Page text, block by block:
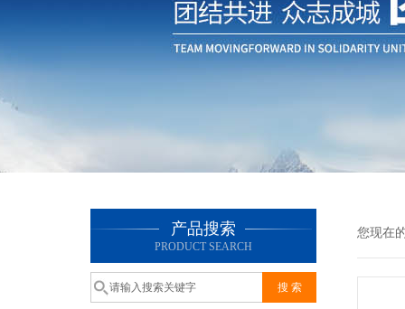
产品搜索
PRODUCT SEARCH
您现在